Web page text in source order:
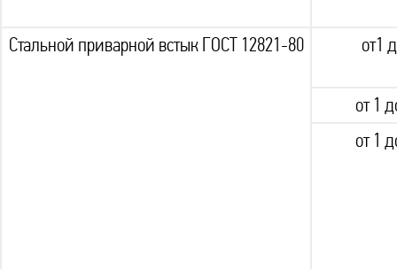
Стальной приварной встык ГОСТ 12821-80 от1
от 1
от 1